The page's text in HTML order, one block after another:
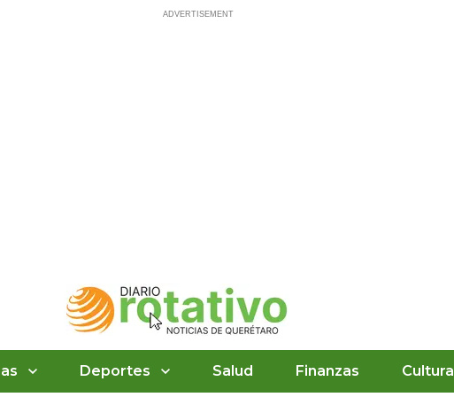
Deportes Salud Finanzas Cultura